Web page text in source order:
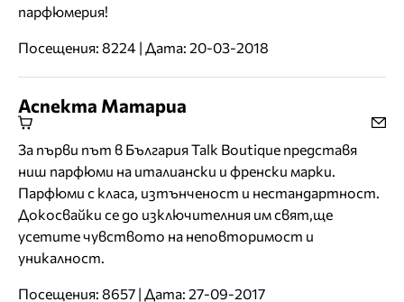
парфюмерия!
Посещения: 8224 | Дата: 20-03-2018
Аспекта Матариа
За първи път в България Talk Boutique представя
ниш парфюми на италиански и френски марки.
Парфюми с класа, изтънченост и нестандартност.
Докосвайки се до изключителния им свят,ще
усетите чувството на неповторимост и
уникалност.
Посещения: 8657 | Дата: 27-09-2017